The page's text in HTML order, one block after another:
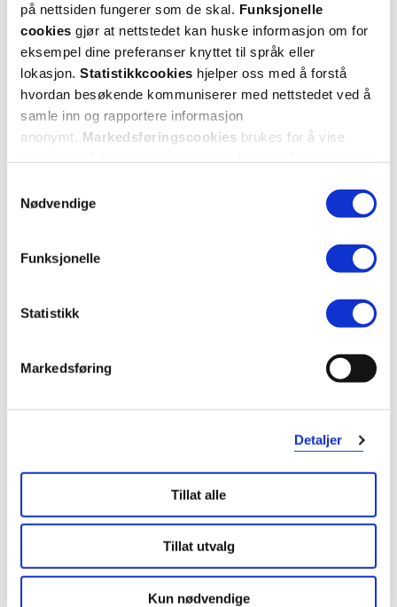
på nettsiden fungerer som de skal. Funksjonelle
cookies gjør at nettstedet kan huske informasjon om for
eksempel dine preferanser knyttet til språk eller
lokasjon. Statistikkcookies hjelper oss med å forstå
hvordan besøkende kommuniserer med nettstedet ved å
samle inn og rapportere informasjon
anonymt. Markedsføringscookies brukes for å vise
Nødvendige
Funksjonelle
Statistikk
Markedsføring
Detaljer
Tillat alle
Tillat utvalg
Kun nødvendige
Mulige bivirkninger: Diaré, kvalme, brekninger,
magesmerter. Hodepine, svimmelhet.
Allergiske reaksjoner: utslett, elveblest og hevelse i
ansiktet.
90 kaps. Les pakningsvedlegget før bruk.
Sana Pharma Medical AS, www.sanapharma.no. Basert
Giduxa
Kapsler
329,-
Kjøp